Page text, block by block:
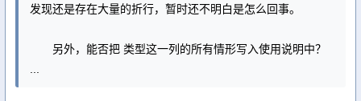
发现还是存在大量的折行，暂时还不明白是怎么回事。
另外，能否把 类型这一列的所有情形写入使用说明中？